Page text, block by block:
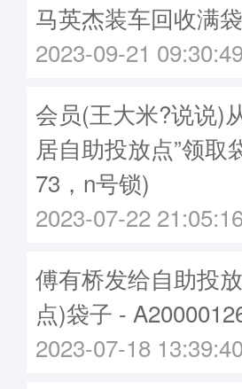
马英杰装车回收满
2023-09-21 09:30:49
会员(王大米?说说)
居自助投放点”领取
73，n号锁)
2023-07-22
傅有桥发给自助投
点)袋子 -
2023-07-18 13:39:40